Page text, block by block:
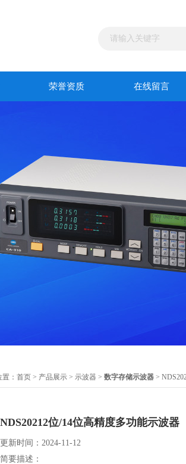
荣誉资质 在线留言
： 首页 > 产品展示 > 示波器 > 数字存储示波器 >
NDS20212位/14位高精度多功能示波器
更新时间：2024-11-12
简要描述：